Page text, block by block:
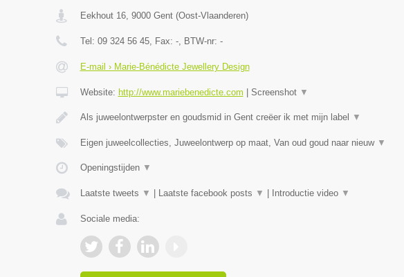
Eekhout 16, 9000 Gent(Oost-Vlaanderen)
Tel: 09 324 56 45, Fax: -, BTW-nr: -
E-mail › Marie-Bénédicte Jewellery Design
Website: http://www.mariebenedicte.com Screenshot ▼
Als juweelontwerpster en goudsmid in Gent creëer ik met mijn label ▼
Eigen juweelcollecties, Juweelontwerp op maat, Van oud goud naar nieuw ▼
Openingstijden ▼
Laatste tweets ▼ Laatste facebook posts ▼ Introductie video ▼
Sociale media: